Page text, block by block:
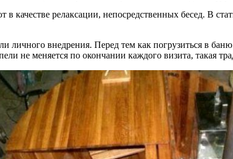
качестве релаксации, непосредственных бесед. В
личного внедрения. Перед тем как погрузиться в
не меняется по окончании каждого визита, такая